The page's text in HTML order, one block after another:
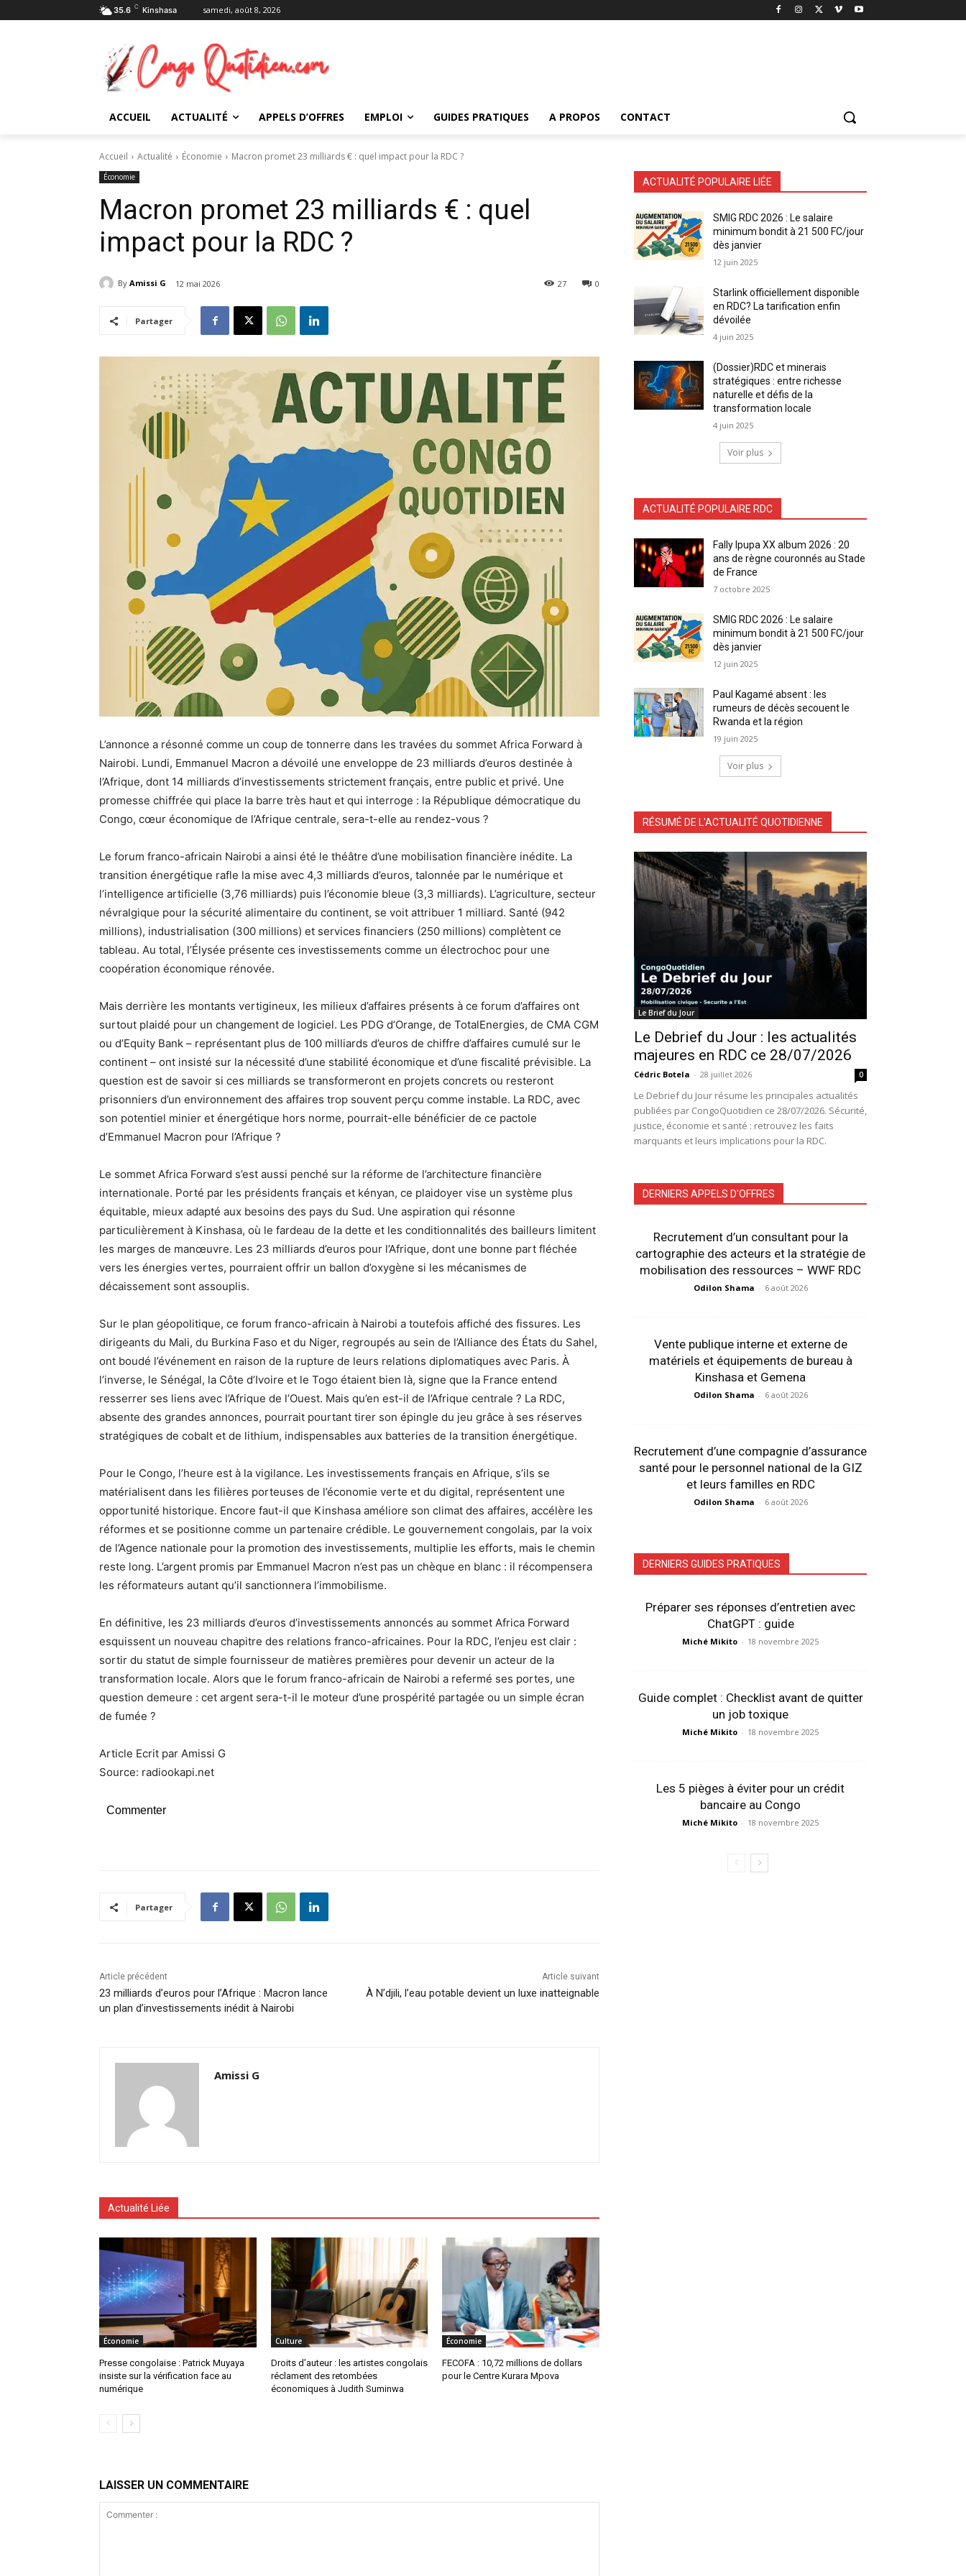
35.6 C Kinshasa samedi, août 8, 2026
ACCUEIL ACTUALITÉ APPELS D’OFFRES EMPLOI GUIDES PRATIQUES A PROPOS CONTACT
Accueil Actualité Économie Macron promet 23 milliards € : quel impact pour la RDC ?
Économie
Macron promet 23 milliards € : quel
impact pour la RDC ?
By Amissi G 12 mai 2026 0
27
Partager
L’annonce a résonné comme un coup de tonnerre dans les travées du sommet Africa Forward à
Nairobi. Lundi, Emmanuel Macron a dévoilé une enveloppe de 23 milliards d’euros destinée à
l’Afrique, dont 14 milliards d’investissements strictement français, entre public et privé. Une
promesse chiffrée qui place la barre très haut et qui interroge : la République démocratique du
Congo, cœur économique de l’Afrique centrale, sera-t-elle au rendez-vous ?
Le forum franco-africain Nairobi a ainsi été le théâtre d’une mobilisation financière inédite. La
transition énergétique rafle la mise avec 4,3 milliards d’euros, talonnée par le numérique et
l’intelligence artificielle (3,76 milliards) puis l’économie bleue (3,3 milliards). L’agriculture, secteur
névralgique pour la sécurité alimentaire du continent, se voit attribuer 1 milliard. Santé (942
millions), industrialisation (300 millions) et services financiers (250 millions) complètent ce
tableau. Au total, l’Élysée présente ces investissements comme un électrochoc pour une
coopération économique rénovée.
Mais derrière les montants vertigineux, les milieux d’affaires présents à ce forum d’affaires ont
surtout plaidé pour un changement de logiciel. Les PDG d’Orange, de TotalEnergies, de CMA CGM
ou d’Equity Bank – représentant plus de 100 milliards d’euros de chiffre d’affaires cumulé sur le
continent – ont insisté sur la nécessité d’une stabilité économique et d’une fiscalité prévisible. La
question est de savoir si ces milliards se transformeront en projets concrets ou resteront
prisonniers d’un environnement des affaires trop souvent perçu comme instable. La RDC, avec
son potentiel minier et énergétique hors norme, pourrait-elle bénéficier de ce pactole
d’Emmanuel Macron pour l’Afrique ?
Le sommet Africa Forward s’est aussi penché sur la réforme de l’architecture financière
internationale. Porté par les présidents français et kényan, ce plaidoyer vise un système plus
équitable, mieux adapté aux besoins des pays du Sud. Une aspiration qui résonne
particulièrement à Kinshasa, où le fardeau de la dette et les conditionnalités des bailleurs limitent
les marges de manœuvre. Les 23 milliards d’euros pour l’Afrique, dont une bonne part fléchée
vers les énergies vertes, pourraient offrir un ballon d’oxygène si les mécanismes de
décaissement sont assouplis.
Sur le plan géopolitique, ce forum franco-africain à Nairobi a toutefois affiché des fissures. Les
dirigeants du Mali, du Burkina Faso et du Niger, regroupés au sein de l’Alliance des États du Sahel,
ont boudé l’événement en raison de la rupture de leurs relations diplomatiques avec Paris. À
l’inverse, le Sénégal, la Côte d’Ivoire et le Togo étaient bien là, signe que la France entend
resserrer ses liens avec l’Afrique de l’Ouest. Mais qu’en est-il de l’Afrique centrale ? La RDC,
absente des grandes annonces, pourrait pourtant tirer son épingle du jeu grâce à ses réserves
stratégiques de cobalt et de lithium, indispensables aux batteries de la transition énergétique.
Pour le Congo, l’heure est à la vigilance. Les investissements français en Afrique, s’ils se
matérialisent dans les filières porteuses de l’économie verte et du digital, représentent une
opportunité historique. Encore faut-il que Kinshasa améliore son climat des affaires, accélère les
réformes et se positionne comme un partenaire crédible. Le gouvernement congolais, par la voix
de l’Agence nationale pour la promotion des investissements, multiplie les efforts, mais le chemin
reste long. L’argent promis par Emmanuel Macron n’est pas un chèque en blanc : il récompensera
les réformateurs autant qu’il sanctionnera l’immobilisme.
En définitive, les 23 milliards d’euros d’investissements annoncés au sommet Africa Forward
esquissent un nouveau chapitre des relations franco-africaines. Pour la RDC, l’enjeu est clair :
sortir du statut de simple fournisseur de matières premières pour devenir un acteur de la
transformation locale. Alors que le forum franco-africain de Nairobi a refermé ses portes, une
question demeure : cet argent sera-t-il le moteur d’une prospérité partagée ou un simple écran
de fumée ?
Article Ecrit par Amissi G
Source: radiookapi.net
Commenter
Partager
Article précédent
23 milliards d’euros pour l’Afrique : Macron lance
un plan d’investissements inédit à Nairobi
Article suivant
À N’djili, l’eau potable devient un luxe inatteignable
Amissi G
Actualité Liée
Économie
Presse congolaise : Patrick Muyaya
insiste sur la vérification face au
numérique
Culture
Droits d’auteur : les artistes congolais
réclament des retombées
économiques à Judith Suminwa
Économie
FECOFA : 10,72 millions de dollars
pour le Centre Kurara Mpova
LAISSER UN COMMENTAIRE
ACTUALITÉ POPULAIRE LIÉE
SMIG RDC 2026 : Le salaire
minimum bondit à 21 500 FC/jour
dès janvier
12 juin 2025
Starlink officiellement disponible
en RDC? La tarification enfin
dévoilée
4 juin 2025
(Dossier)RDC et minerais
stratégiques : entre richesse
naturelle et défis de la
transformation locale
4 juin 2025
Voir plus
ACTUALITÉ POPULAIRE RDC
Fally Ipupa XX album 2026 : 20
ans de règne couronnés au Stade
de France
7 octobre 2025
SMIG RDC 2026 : Le salaire
minimum bondit à 21 500 FC/jour
dès janvier
12 juin 2025
Paul Kagamé absent : les
rumeurs de décès secouent le
Rwanda et la région
19 juin 2025
Voir plus
RÉSUMÉ DE L'ACTUALITÉ QUOTIDIENNE
Le Brief du Jour
Le Debrief du Jour : les actualités
majeures en RDC ce 28/07/2026
Cédric Botela - 28 juillet 2026 0
Le Debrief du Jour résume les principales actualités
publiées par CongoQuotidien ce 28/07/2026. Sécurité,
justice, économie et santé : retrouvez les faits
marquants et leurs implications pour la RDC.
DERNIERS APPELS D'OFFRES
Recrutement d’un consultant pour la
cartographie des acteurs et la stratégie de
mobilisation des ressources – WWF RDC
Odilon Shama - 6 août 2026
Vente publique interne et externe de
matériels et équipements de bureau à
Kinshasa et Gemena
Odilon Shama - 6 août 2026
Recrutement d’une compagnie d’assurance
santé pour le personnel national de la GIZ
et leurs familles en RDC
Odilon Shama - 6 août 2026
DERNIERS GUIDES PRATIQUES
Préparer ses réponses d’entretien avec
ChatGPT : guide
Miché Mikito - 18 novembre 2025
Guide complet : Checklist avant de quitter
un job toxique
Miché Mikito - 18 novembre 2025
Les 5 pièges à éviter pour un crédit
bancaire au Congo
Miché Mikito - 18 novembre 2025